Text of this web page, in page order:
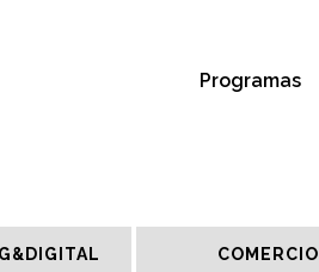
Programas
COMERCIO